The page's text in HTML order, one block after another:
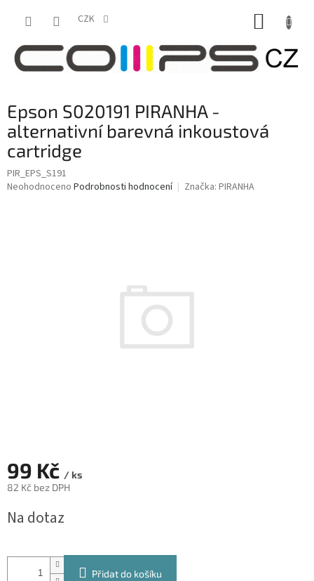
CZK
Epson S020191 PIRANHA -
alternativní barevná inkoustová
cartridge
PIR_EPS_S191
Průměrné
Neohodnoceno Podrobnosti hodnocení Značka: PIRANHA
99 Kč / ks
82 Kč bez DPH
cena:
Na dotaz
Přidat do košíku